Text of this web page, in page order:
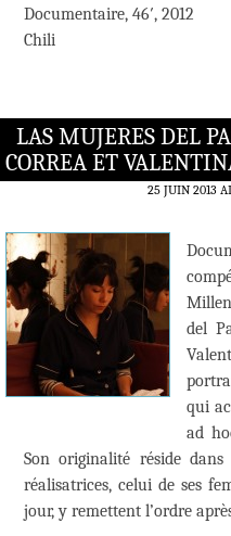
Documentaire, 46′, 2012
Chili
LAS MUJERES DEL
CORREA ET
25 JUIN 2013
del
qui
ad
Son originalité réside
réalisatrices, celui de ses
jour, y remettent l’ordre